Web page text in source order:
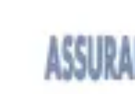
Prévoir Obsèques